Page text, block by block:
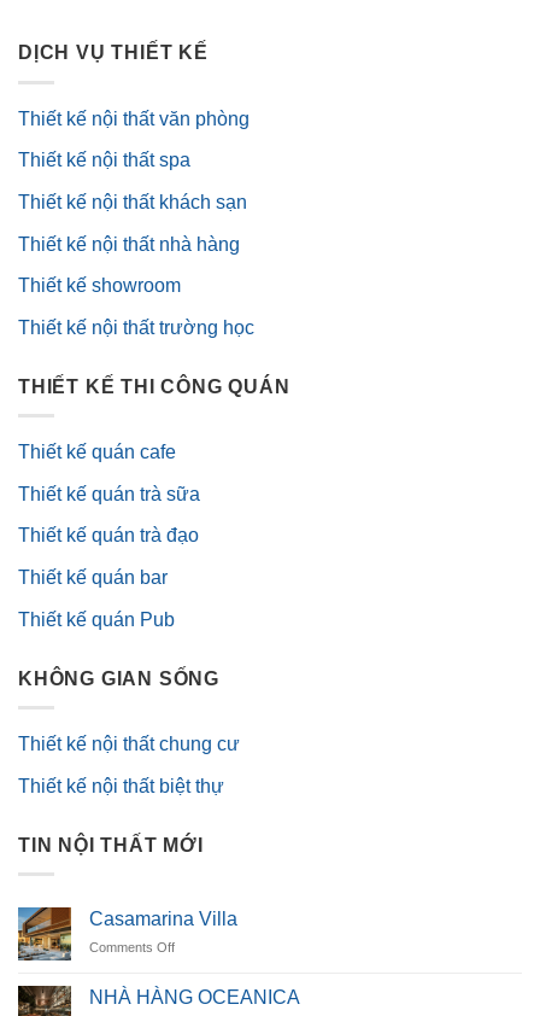
DỊCH VỤ THIẾT KẾ
Thiết kế nội thất văn phòng
Thiết kế nội thất spa
Thiết kế nội thất khách sạn
Thiết kế nội thất nhà hàng
Thiết kế showroom
Thiết kế nội thất trường học
THIẾT KẾ THI CÔNG QUÁN
Thiết kế quán cafe
Thiết kế quán trà sữa
Thiết kế quán trà đạo
Thiết kế quán bar
Thiết kế quán Pub
KHÔNG GIAN SỐNG
Thiết kế nội thất chung cư
Thiết kế nội thất biệt thự
TIN NỘI THẤT MỚI
Casamarina Villa
Comments Offon
Villa
NHÀ HÀNG OCEANICA